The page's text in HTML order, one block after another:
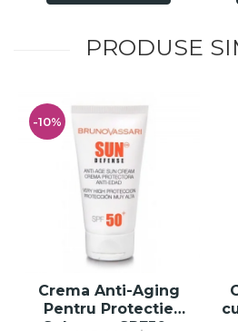
PRODUSE
-10%
Crema Anti-Aging
Pentru Protectie
Solara cu SPF50+